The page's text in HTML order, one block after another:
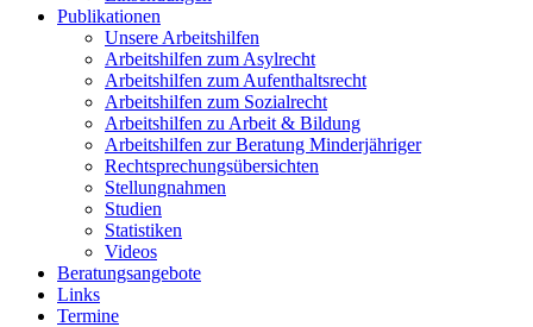
Publikationen
Unsere Arbeitshilfen
Arbeitshilfen zum Asylrecht
Arbeitshilfen zum Aufenthaltsrecht
Arbeitshilfen zum Sozialrecht
Arbeitshilfen zu Arbeit & Bildung
Arbeitshilfen zur Beratung Minderjähriger
Rechtsprechungsübersichten
Stellungnahmen
Studien
Statistiken
Videos
Beratungsangebote
Links
Termine